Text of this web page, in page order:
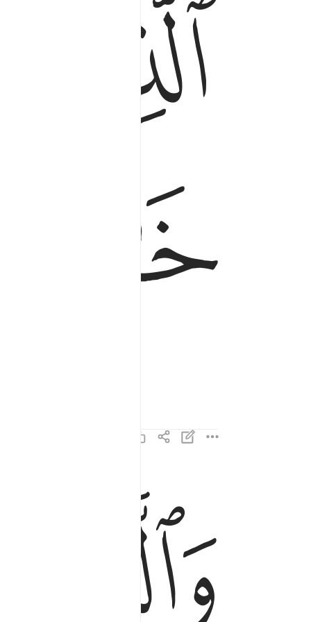
ﱅ
وَٱلَّذِينَ هُمْ عَنِ ٱللَّغْوِ مُعْرِضُونَ ٣
ﱋ